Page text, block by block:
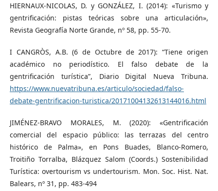
HIERNAUX-NICOLAS, D. y GONZÁLEZ, I. (2014): «Turismo y
gentrificación: pistas teóricas sobre una articulación»,
Revista Geografía Norte Grande, nº 58, pp. 55-70.
I CANGRÒS, A.B. (6 de Octubre de 2017): “Tiene origen
académico no periodístico. El falso debate de la
gentrificación turística”, Diario Digital Nueva Tribuna.
https://www.nuevatribuna.es/articulo/sociedad/falso-
debate-gentrificacion-turistica/20171004132613144016.html
JIMÉNEZ-BRAVO MORALES, M. (2020): «Gentrificación
comercial del espacio público: las terrazas del centro
histórico de Palma», en Pons Buades, Blanco-Romero,
Troitiño Torralba, Blázquez Salom (Coords.) Sostenibilidad
Turística: overtourism vs undertourism. Mon. Soc. Hist. Nat.
Balears, nº 31, pp. 483-494